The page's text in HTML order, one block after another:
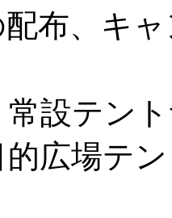
配布、キ
設テン
広場テ